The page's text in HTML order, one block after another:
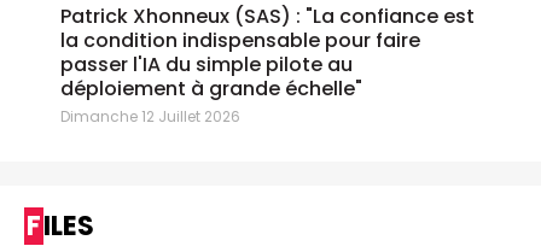
Patrick Xhonneux (SAS) : "La confiance est
la condition indispensable pour faire
passer l'IA du simple pilote au
déploiement à grande échelle"
Dimanche 12 Juillet 2026
FILES